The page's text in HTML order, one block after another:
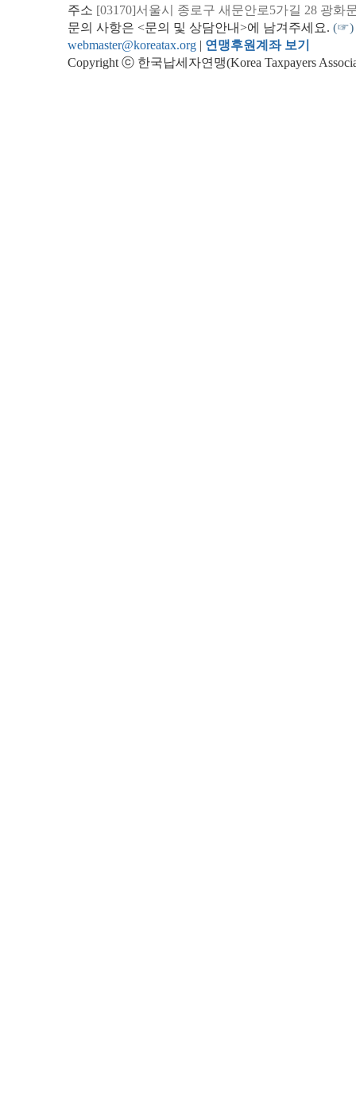
주소 [03170]서울시 종로구 새문안로5가길 28 광화
문의 사항은 <문의 및 상담안내>에 남겨주세요. (☞)
webmaster@koreatax.org | 연맹후원계좌 보기
Copyright ⓒ 한국납세자연맹(Korea Taxpayers